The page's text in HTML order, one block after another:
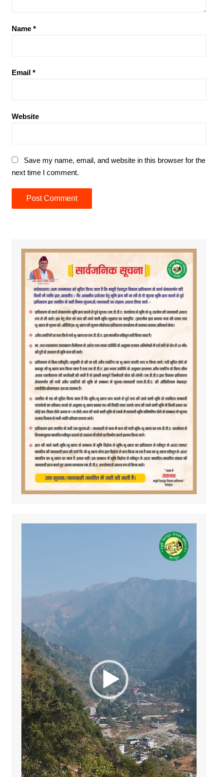
Name *
Email *
Website
Save my name, email, and website in this browser for the
next time I comment.